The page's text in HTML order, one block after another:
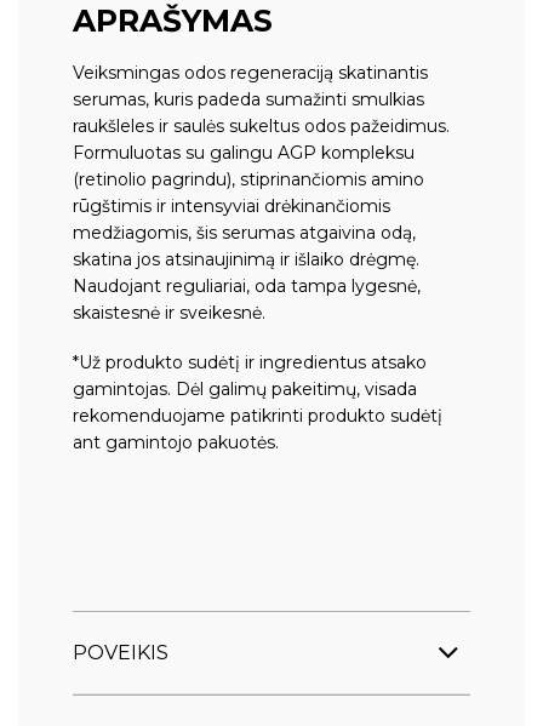
APRAŠYMAS
Veiksmingas odos regeneraciją skatinantis
serumas, kuris padeda sumažinti smulkias
raukšleles ir saulės sukeltus odos pažeidimus.
Formuluotas su galingu AGP kompleksu
(retinolio pagrindu), stiprinančiomis amino
rūgštimis ir intensyviai drėkinančiomis
medžiagomis, šis serumas atgaivina odą,
skatina jos atsinaujinimą ir išlaiko drėgmę.
Naudojant reguliariai, oda tampa lygesnė,
skaistesnė ir sveikesnė.
*Už produkto sudėtį ir ingredientus atsako
gamintojas. Dėl galimų pakeitimų, visada
rekomenduojame patikrinti produkto sudėtį
ant gamintojo pakuotės.
POVEIKIS